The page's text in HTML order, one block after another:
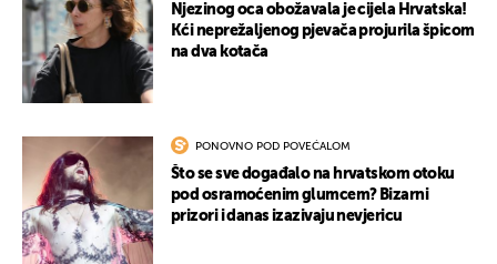
Njezinog oca obožavala je cijela Hrvatska!
Kći neprežaljenog pjevača projurila špicom
na dva kotača
PONOVNO POD POVEĆALOM
Što se sve događalo na hrvatskom otoku
pod osramoćenim glumcem? Bizarni
prizori i danas izazivaju nevjericu